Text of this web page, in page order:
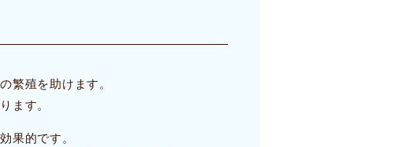
繁殖を助けます。
ます。
果的です。